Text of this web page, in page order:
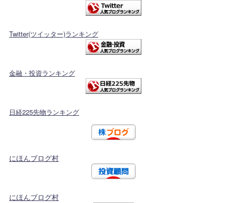
Twitter(ツイッター)ランキング
金融・投資ランキング
日経225先物ランキング
にほんブログ村
にほんブログ村